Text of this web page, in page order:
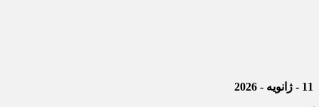
11 - ژانویه - 2026